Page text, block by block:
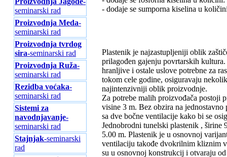
seminarski rad
Proizvodnja Meda-
seminarski rad
Proizvodnja tvrdog
sira-seminarski rad
Proizvodnja Ruža-
seminarski rad
Rezidba voćaka-
seminarski rad
Sistemi za
navodnjavanje-
seminarski rad
Stajnjak-seminarski
rad
- dodaje se sumporna kiselina u
Plastenik je najzastupljeniji oblik
prilagođen gajenju povrtarskih
hranljive i ostale uslove potrebne za
tokom cele godine, osiguravaju
najintenzivniji oblik proizvodnje.
Za potrebe malih proizvođača postoji
visine 3 m. Bez obzira na
sa dve bočne ventilacije kako bi se
Jednobrodni tunelski plastenik , širine
5.00 m. Plastenik je u osnovnoj
ventilaciju takođe dvokrilnim kliznim
su u osnovnoj konstrukcij i otvaraju